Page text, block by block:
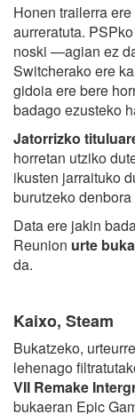
Honen trailerra
aurreratuta.
noski —agian ez
Switcherako ere
gidoia ere bere
badago ezusteko
Jatorrizko
horretan utziko
ikusten jarraituko
burutzeko
Data ere jakin
Reunion urte
da.
Kaixo, Steam
Bukatzeko,
lehenago
VII Remake
bukaeran Epic